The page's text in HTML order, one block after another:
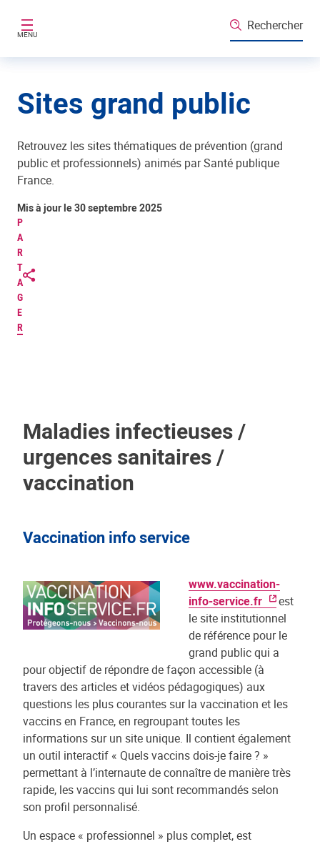
MENU
Rechercher
Sites grand public
Retrouvez les sites thématiques de prévention (grand
public et professionnels) animés par Santé publique
France.
P
A
R
T
A
G
E
R
Mis à jour le 30 septembre 2025
Maladies infectieuses /
urgences sanitaires /
vaccination
Vaccination info service
www.vaccination-
info-service.fr
est
le site institutionnel
de référence pour le
grand public qui a
pour objectif de répondre de façon accessible (à
travers des articles et vidéos pédagogiques) aux
questions les plus courantes sur la vaccination et les
vaccins en France, en regroupant toutes les
informations sur un site unique. Il contient également
un outil interactif « Quels vaccins dois-je faire ? »
permettant à l’internaute de connaître de manière très
rapide, les vaccins qui lui sont recommandés selon
son profil personnalisé.
Un espace « professionnel » plus complet, est